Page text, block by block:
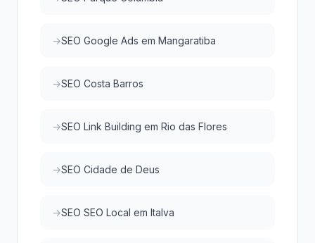
SEO Google Ads em Mangaratiba
SEO Costa Barros
SEO Link Building em Rio das Flores
SEO Cidade de Deus
SEO SEO Local em Italva